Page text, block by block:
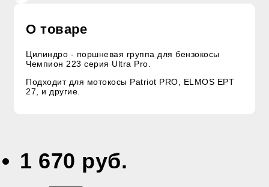
О товаре
Цилиндро - поршневая группа для бензокосы
Чемпион 223 серия Ultra Pro.
Подходит для мотокосы Patriot PRO, ELMOS EPT
27, и другие.
1 670 руб.